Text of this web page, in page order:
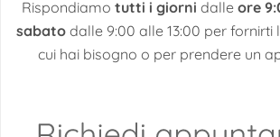
Rispondiamo tutti i giorni dalle ore
sabatodalle 9:00 alle 13:00 per fornirti
cui hai bisogno o per prendere un